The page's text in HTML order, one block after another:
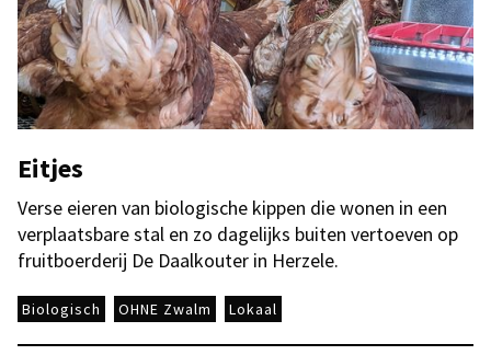
Eitjes
Verse eieren van biologische kippen die wonen in een
verplaatsbare stal en zo dagelijks buiten vertoeven op
fruitboerderij De Daalkouter in Herzele.
Biologisch OHNE Zwalm Lokaal